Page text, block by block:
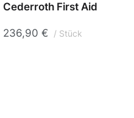
Cederroth First Aid
236,90 € Stück